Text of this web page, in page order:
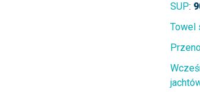
SUP:
Towel